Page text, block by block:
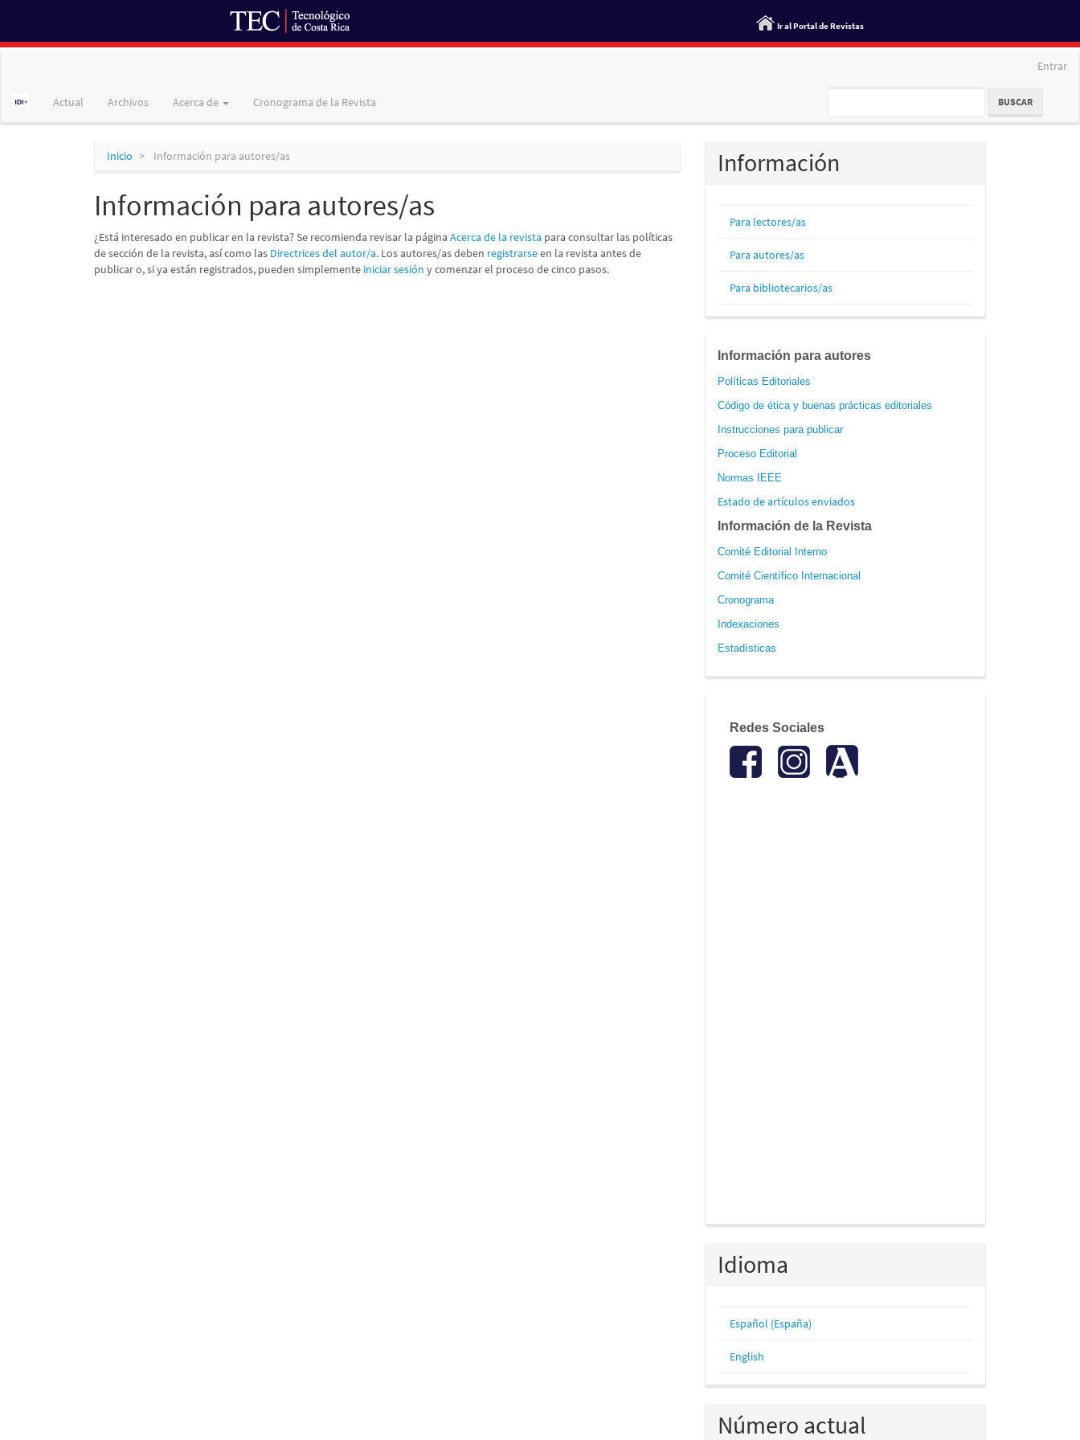
Ir al Portal de Revistas
principal
Entrar
Actual Archivos Acerca de Cronograma de la Revista BUSCAR
Inicio Información para autores/as
Información para autores/as
¿Está interesado en publicar en la revista? Se recomienda revisar la página Acerca de la revista para consultar las políticas
de sección de la revista, así como las Directrices del autor/a. Los autores/as deben registrarseen la revista antes de
publicar o, si ya están registrados, pueden simplemente iniciar sesión y comenzar el proceso de cinco pasos.
Información
Para lectores/as
Para autores/as
Para bibliotecarios/as
informacion
Información para autores
Políticas Editoriales
Código de ética y buenas prácticas editoriales
Instrucciones para publicar
Proceso Editorial
Normas IEEE
Estado de artículos enviados
Información de la Revista
Comité Editorial Interno
Comité Científico Internacional
Cronograma
Indexaciones
Estadísticas
redes
Redes Sociales
Idioma
Español (España)
English
Número actual